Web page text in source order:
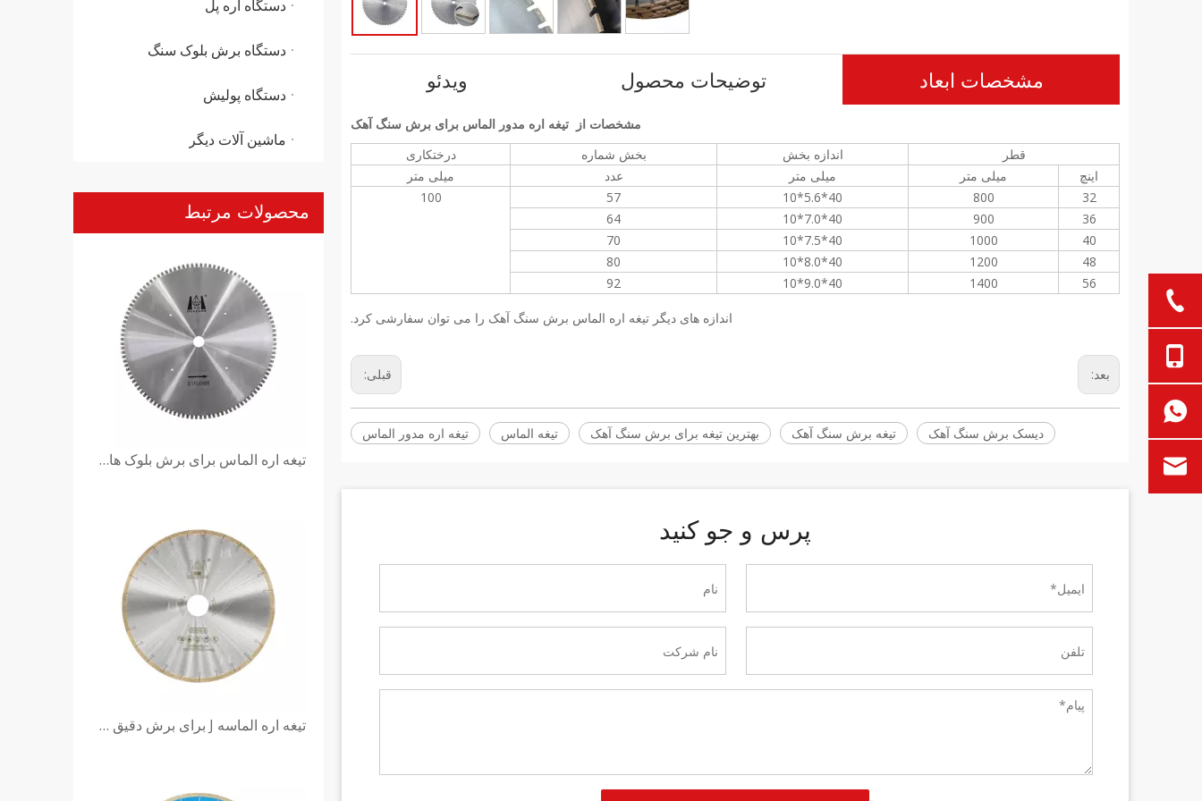
دستگاه اره پل
دستگاه برش بلوک سنگ
دستگاه پولیش
ماشین آلات دیگر
محصولات مرتبط
دیسک برش الماس آبکاری شده برای سنگ مرمر
تیغه اره الماس برای برش بلوک های مرمر
تیغه اره الماسه J برای برش دقیق سنگ مرمر
مشخصات ابعاد توضیحات محصول ویدئو
مشخصات از تیغه اره مدور الماس برای برش سنگ آهک
قطر
اندازه بخش بخش شماره
درختکاری
اینچ
میلی متر میلی متر عدد
میلی متر
32
800
40*5.6*10
57
100
36
900
40*7.0*10
64
40
1000
40*7.5*10
70
48
1200
40*8.0*10
80
56
1400
40*9.0*10
92
اندازه های دیگر تیغه اره الماس برش سنگ آهک را می توان سفارشی کرد.
قبلی: بعد:
تیغه اره مدور الماس تیغه الماس بهترین تیغه برای برش سنگ آهک تیغه برش سنگ آهک دیسک برش سنگ آهک
پرس و جو کنید